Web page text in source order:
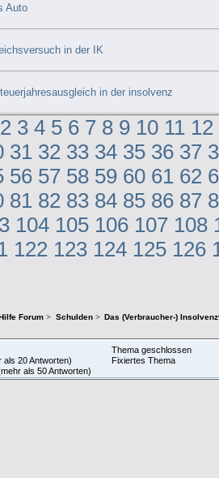
Auto
in der IK
in der insolvenz
2 3 4 5 6 7 8 9 10 11 12
31 32 33 34 35 36 37
56 57 58 59 60 61 62
81 82 83 84 85 86 87
104 105 106 107 108
122 123 124 125 126
Forum > Schulden> Das (Verbraucher-)
20 Antworten)
als 50 Antworten)
Thema geschlossen
Fixiertes Thema